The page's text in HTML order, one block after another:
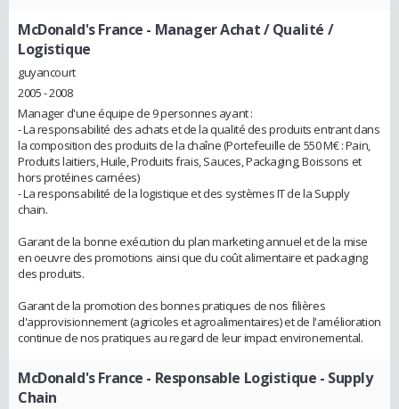
McDonald's France - Manager Achat / Qualité /
Logistique
guyancourt
2005 - 2008
Manager d'une équipe de 9 personnes ayant :
- La responsabilité des achats et de la qualité des produits entrant dans
la composition des produits de la chaîne (Portefeuille de 550 M€ : Pain,
Produits laitiers, Huile, Produits frais, Sauces, Packaging, Boissons et
hors protéines carnées)
- La responsabilité de la logistique et des systèmes IT de la Supply
chain.
Garant de la bonne exécution du plan marketing annuel et de la mise
en oeuvre des promotions ainsi que du coût alimentaire et packaging
des produits.
Garant de la promotion des bonnes pratiques de nos filières
d'approvisionnement (agricoles et agroalimentaires) et de l'amélioration
continue de nos pratiques au regard de leur impact environemental.
McDonald's France - Responsable Logistique - Supply
Chain